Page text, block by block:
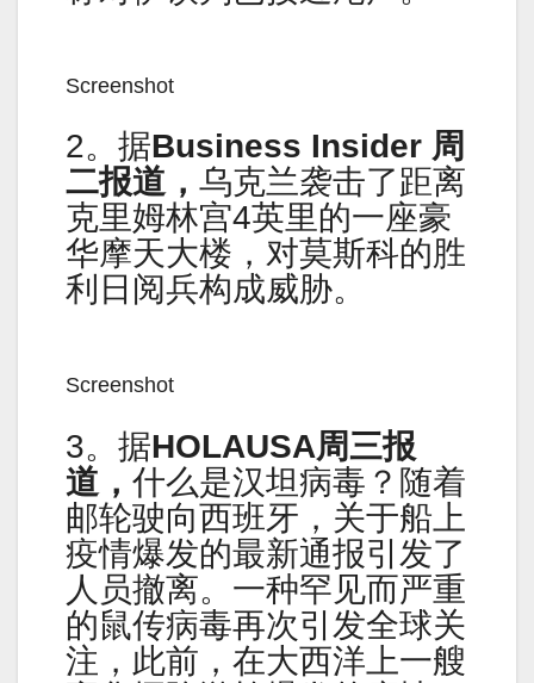
Screenshot
2。据Business Insider 周
二报道， 乌克兰袭击了距离
克里姆林宫4英里的一座豪
华摩天大楼，对莫斯科的胜
利日阅兵构成威胁。
Screenshot
3。据HOLAUSA周三报
道， 什么是汉坦病毒？随着
邮轮驶向西班牙，关于船上
疫情爆发的最新通报引发了
人员撤离。一种罕见而严重
的鼠传病毒再次引发全球关
注，此前，在大西洋上一艘